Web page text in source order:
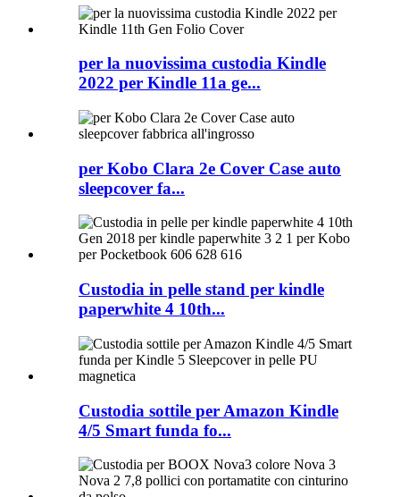
per la nuovissima custodia Kindle
2022 per Kindle 11a ge...
per Kobo Clara 2e Cover Case auto
sleepcover fa...
Custodia in pelle stand per kindle
paperwhite 4 10th...
Custodia sottile per Amazon Kindle
4/5 Smart funda fo...